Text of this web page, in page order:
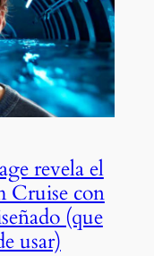
revela el
Cruise con
(que
usar)